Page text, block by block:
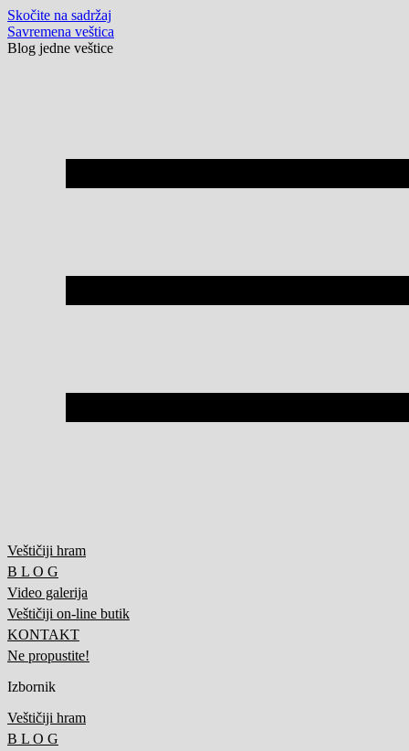
Skočite na sadržaj
Savremena veštica
Blog jedne veštice
Veštičiji hram
B L O G
Video galerija
Veštičiji on-line butik
KONTAKT
Ne propustite!
Izbornik
Veštičiji hram
B L O G